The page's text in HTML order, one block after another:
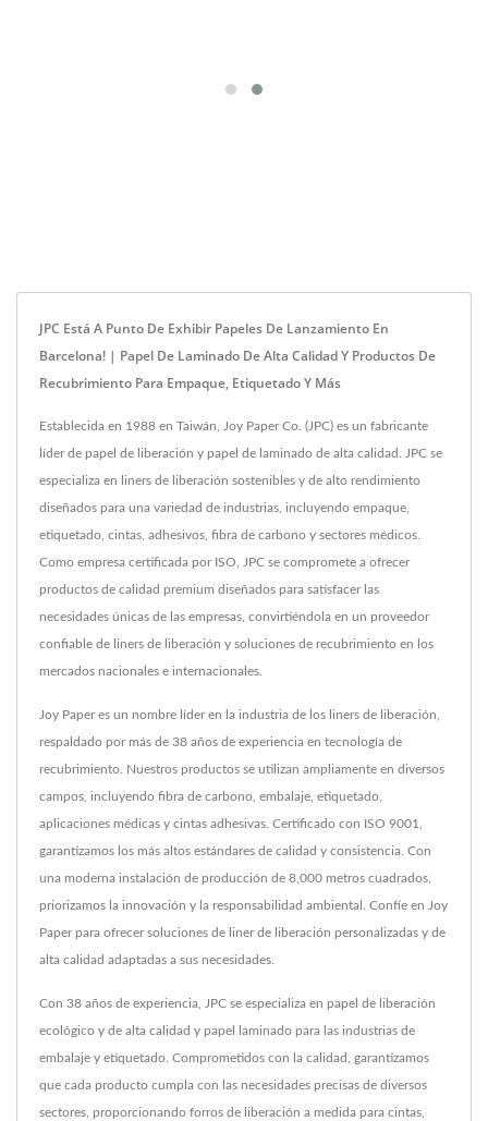
JPC Está A Punto De Exhibir Papeles De Lanzamiento En
Barcelona! | Papel De Laminado De Alta Calidad Y Productos De
Recubrimiento Para Empaque, Etiquetado Y Más
Establecida en 1988 en Taiwán, Joy Paper Co. (JPC) es un fabricante
líder de papel de liberación y papel de laminado de alta calidad. JPC se
especializa en liners de liberación sostenibles y de alto rendimiento
diseñados para una variedad de industrias, incluyendo empaque,
etiquetado, cintas, adhesivos, fibra de carbono y sectores médicos.
Como empresa certificada por ISO, JPC se compromete a ofrecer
productos de calidad premium diseñados para satisfacer las
necesidades únicas de las empresas, convirtiéndola en un proveedor
confiable de liners de liberación y soluciones de recubrimiento en los
mercados nacionales e internacionales.
Joy Paper es un nombre líder en la industria de los liners de liberación,
respaldado por más de 38 años de experiencia en tecnología de
recubrimiento. Nuestros productos se utilizan ampliamente en diversos
campos, incluyendo fibra de carbono, embalaje, etiquetado,
aplicaciones médicas y cintas adhesivas. Certificado con ISO 9001,
garantizamos los más altos estándares de calidad y consistencia. Con
una moderna instalación de producción de 8,000 metros cuadrados,
priorizamos la innovación y la responsabilidad ambiental. Confíe en Joy
Paper para ofrecer soluciones de liner de liberación personalizadas y de
alta calidad adaptadas a sus necesidades.
Con 38 años de experiencia, JPC se especializa en papel de liberación
ecológico y de alta calidad y papel laminado para las industrias de
embalaje y etiquetado. Comprometidos con la calidad, garantizamos
que cada producto cumpla con las necesidades precisas de diversos
sectores, proporcionando forros de liberación a medida para cintas,